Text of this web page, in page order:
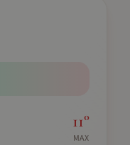
11°
MAX